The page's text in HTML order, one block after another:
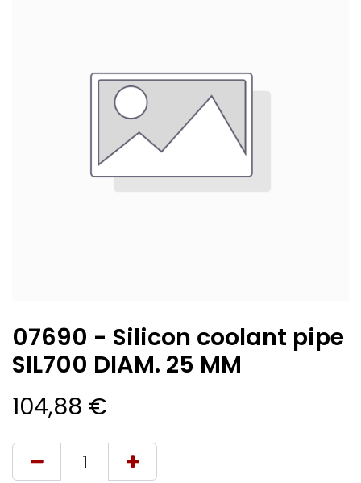
07690 - Silicon coolant pipe
SIL700 DIAM. 25 MM
104,88 €